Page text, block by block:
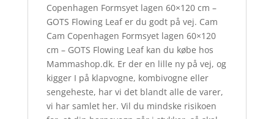
Copenhagen Formsyet lagen 60×120 cm –
GOTS Flowing Leaf er du godt på vej. Cam
Cam Copenhagen Formsyet lagen 60×120
cm – GOTS Flowing Leaf kan du købe hos
Mammashop.dk. Er der en lille ny på vej, og
kigger I på klapvogne, kombivogne eller
sengeheste, har vi det blandt alle de varer,
vi har samlet her. Vil du mindske risikoen